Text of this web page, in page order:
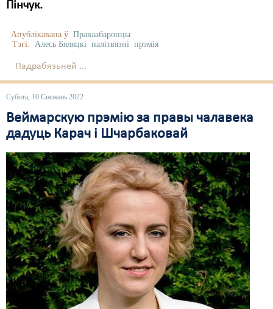
Пінчук.
Апублікавана ў Праваабаронцы
Тэгі: Алесь Бяляцкі палітвязні прэмія
Падрабязьней ...
Субота, 10 Снежань 2022
Веймарскую прэмію за правы чалавека
дадуць Карач і Шчарбаковай